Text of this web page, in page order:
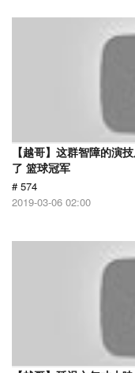
【越哥】这群智障的演
了 篮球冠军
# 574
2019-03-06 02:00